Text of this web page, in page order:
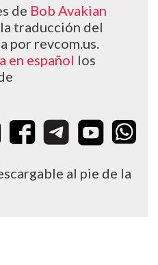
de Bob Avakian
la traducción del
por revcom.us.
en español los
al pie de la